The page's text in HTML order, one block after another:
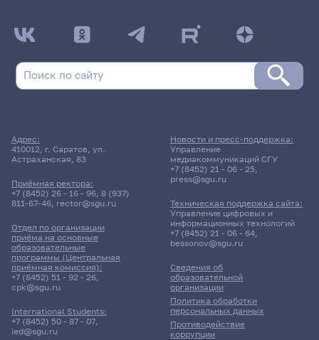
Адрес:
410012, г. Саратов, ул.
Астраханская, 83
Приёмная ректора:
+7 (8452) 26 - 16 - 96, 8 (937)
811-67-46, rector@sgu.ru
Отдел по организации
приёма на основные
образовательные
программы (Центральная
приёмная комиссия):
+7 (8452) 51 - 92 - 26,
cpk@sgu.ru
International Students:
+7 (8452) 50 - 87 - 07,
ied@sgu.ru
Сведения об
образовательной
организации
Политика обработки
персональных данных
Противодействие
коррупции
Новости и пресс-поддержка:
Управление
медиакоммуникаций СГУ
+7 (8452) 21 - 06 - 25,
press@sgu.ru
Техническая поддержка сайта:
Управление цифровых и
информационных технологий
+7 (8452) 21 - 06 - 64,
bessonov@sgu.ru